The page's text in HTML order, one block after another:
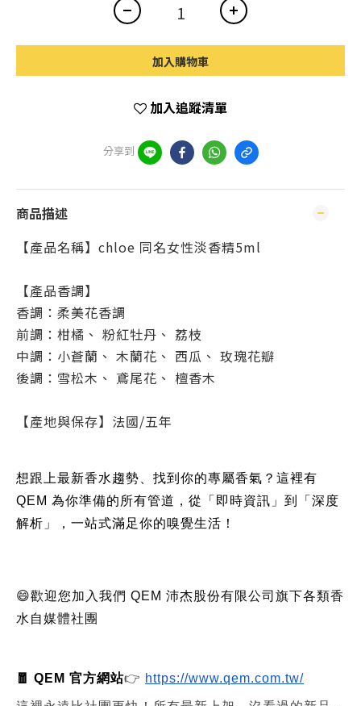
加入購物車
加入追蹤清單
分享到
商品描述
【產品名稱】chloe 同名女性淡香精5ml
【產品香調】
香調：柔美花香調
前調：柑橘、 粉紅牡丹、 荔枝
中調：小蒼蘭、 木蘭花、 西瓜、 玫瑰花瓣
後調：雪松木、 鳶尾花、 檀香木
【產地與保存】法國/五年
想跟上最新香水趨勢、找到你的專屬香氣？這裡有
QEM 為你準備的所有管道，從「即時資訊」到「深度
解析」，一站式滿足你的嗅覺生活！
😄歡迎您加入我們 QEM 沛杰股份有限公司旗下各類香
水自媒體社團
🧧 QEM 官方網站👉 https://www.qem.com.tw/